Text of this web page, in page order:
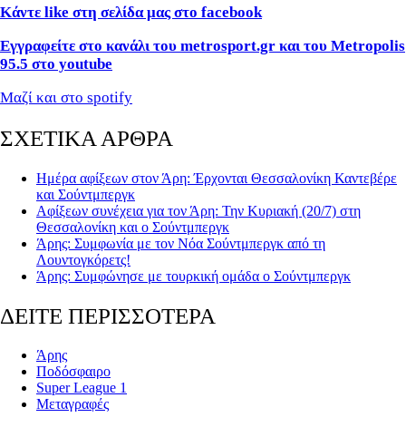
Κάντε like στη σελίδα μας στο facebook
Εγγραφείτε στο κανάλι του metrosport.gr και του Metropolis
95.5 στο youtube
Μαζί και στο spotify
ΣΧΕΤΙΚΑ ΑΡΘΡΑ
Ημέρα αφίξεων στον Άρη: Έρχονται Θεσσαλονίκη Καντεβέρε
και Σούντμπεργκ
Αφίξεων συνέχεια για τον Άρη: Την Κυριακή (20/7) στη
Θεσσαλονίκη και ο Σούντμπεργκ
Άρης: Συμφωνία με τον Νόα Σούντμπεργκ από τη
Λουντογκόρετς!
Άρης: Συμφώνησε με τουρκική ομάδα ο Σούντμπεργκ
ΔΕΙΤΕ ΠΕΡΙΣΣΟΤΕΡΑ
Άρης
Ποδόσφαιρο
Super League 1
Μεταγραφές